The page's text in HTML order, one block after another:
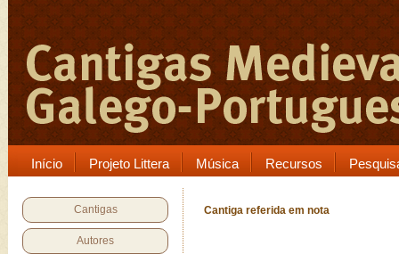
Início Projeto Littera Música Recursos
Cantigas
Autores
Cantiga referida em nota